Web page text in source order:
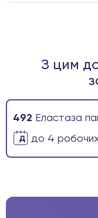
З цим
492 Еластаза
до 4 робочих